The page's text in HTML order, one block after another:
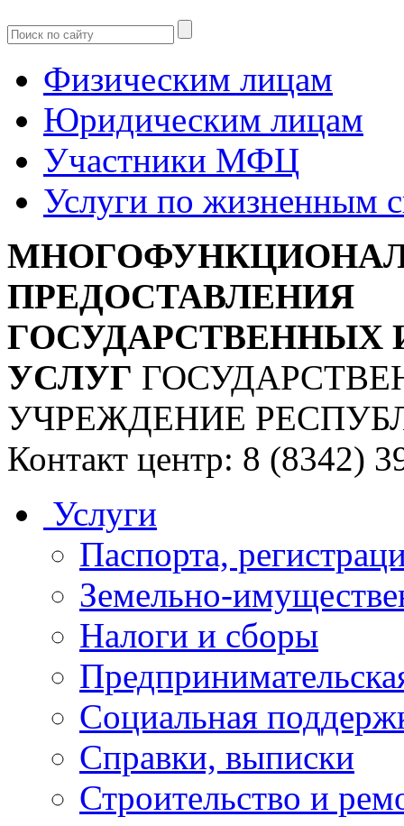
Физическим лицам
Юридическим лицам
Участники МФЦ
Услуги по жизненным
ПРЕДОСТАВЛЕНИЯ
УСЛУГ
УЧРЕЖДЕНИЕ
Контакт центр: 8 (8342)
Услуги
Паспорта,
Земельно-
Налоги и сборы
Социальная
Справки, выписки
Строительство и